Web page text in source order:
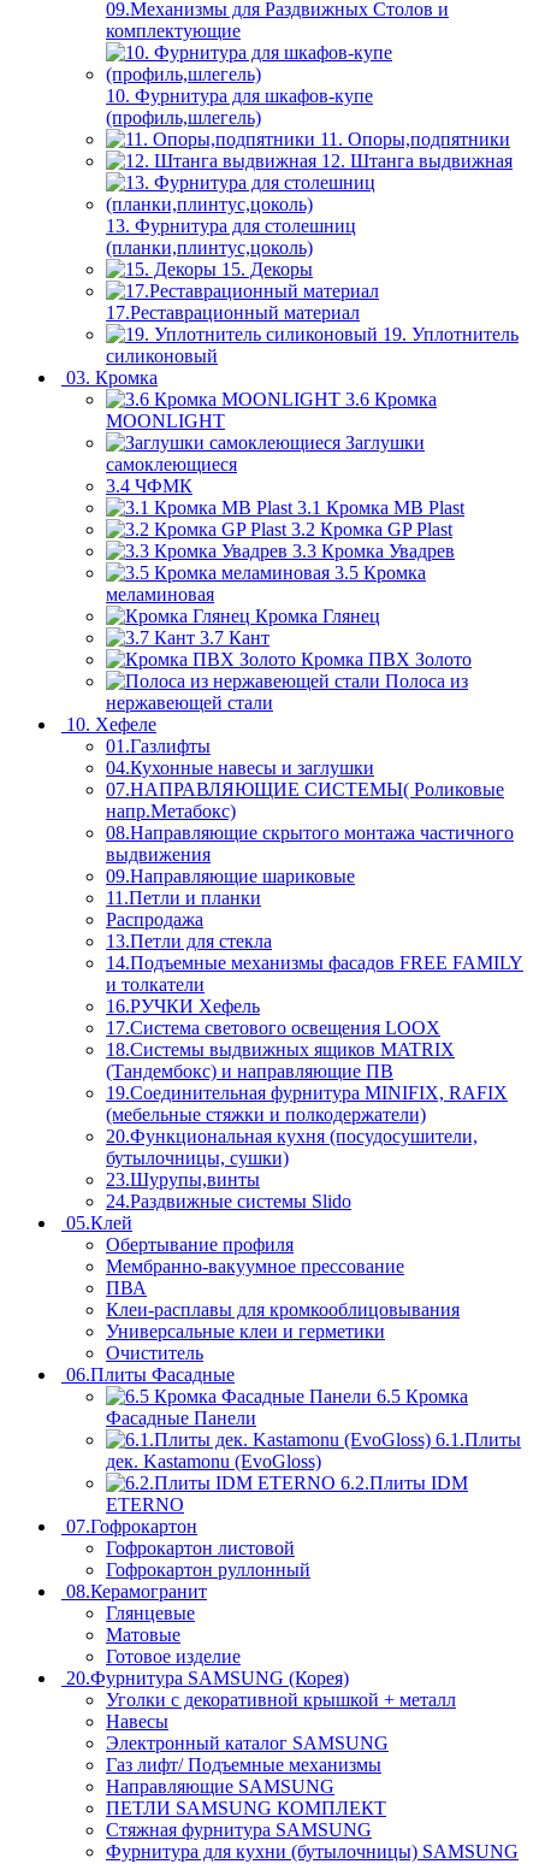
09.Механизмы для Раздвижных Столов и
комплектующие
10. Фурнитура для шкафов-купе
(профиль,шлегель)
11. Опоры,подпятники
12. Штанга выдвижная
13. Фурнитура для столешниц
(планки,плинтус,цоколь)
15. Декоры
17.Реставрационный материал
19. Уплотнитель
силиконовый
03. Кромка
3.6 Кромка
MOONLIGHT
Заглушки
самоклеющиеся
3.4 ЧФМК
3.1 Кромка MB Plast
3.2 Кромка GP Plast
3.3 Кромка Увадрев
3.5 Кромка
меламиновая
Кромка Глянец
3.7 Кант
Кромка ПВХ Золото
Полоса из
нержавеющей стали
10. Хефеле
01.Газлифты
04.Кухонные навесы и заглушки
07.НАПРАВЛЯЮЩИЕ СИСТЕМЫ( Роликовые
напр.Метабокс)
08.Направляющие скрытого монтажа частичного
выдвижения
09.Направляющие шариковые
11.Петли и планки
Распродажа
13.Петли для стекла
14.Подъемные механизмы фасадов FREE FAMILY
и толкатели
16.РУЧКИ Хефель
17.Система светового освещения LOOX
18.Системы выдвижных ящиков MATRIX
(Тандембокс) и направляющие ПВ
19.Соединительная фурнитура MINIFIX, RAFIX
(мебельные стяжки и полкодержатели)
20.Функциональная кухня (посудосушители,
бутылочницы, сушки)
23.Шурупы,винты
24.Раздвижные системы Slido
05.Клей
Обертывание профиля
Мембранно-вакуумное прессование
ПВА
Клеи-расплавы для кромкооблицовывания
Универсальные клеи и герметики
Очиститель
06.Плиты Фасадные
6.5 Кромка
Фасадные Панели
6.1.Плиты
дек. Kastamonu (EvoGloss)
6.2.Плиты IDM
ETERNO
07.Гофрокартон
Гофрокартон листовой
Гофрокартон руллонный
08.Керамогранит
Глянцевые
Матовые
Готовое изделие
20.Фурнитура SAMSUNG (Корея)
Уголки с декоративной крышкой + металл
Навесы
Электронный каталог SAMSUNG
Газ лифт/ Подъемные механизмы
Направляющие SAMSUNG
ПЕТЛИ SAMSUNG КОМПЛЕКТ
Стяжная фурнитура SAMSUNG
Фурнитура для кухни (бутылочницы) SAMSUNG